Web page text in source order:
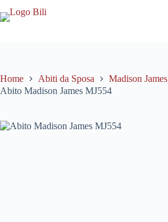
al
Home Abiti da Sposa
Madison James
Abito Madison James MJ554